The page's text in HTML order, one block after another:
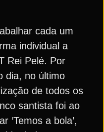
cada um
individual a
Rei Pelé. Por
dia, no último
de todos os
santista foi ao
‘Temos a bola’,